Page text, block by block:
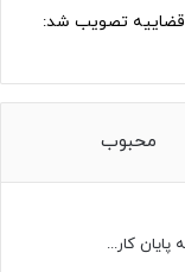
قضاییه تصویب شد:
محبوب
کار...